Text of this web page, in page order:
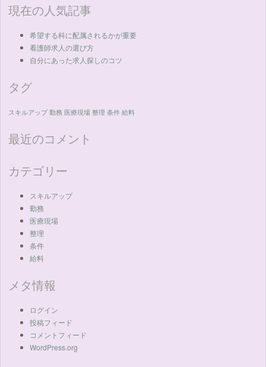
現在の人気記事
希望する科に配属されるかが重要
看護師求人の選び方
自分にあった求人探しのコツ
タグ
スキルアップ 勤務 医療現場 整理 条件 給料
最近のコメント
カテゴリー
スキルアップ
勤務
医療現場
整理
条件
給料
メタ情報
ログイン
投稿フィード
コメントフィード
WordPress.org